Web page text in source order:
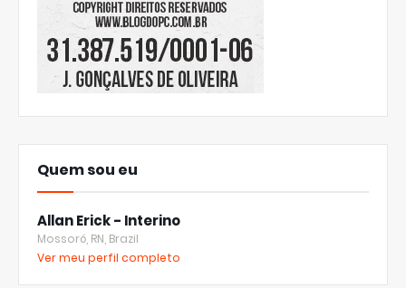
Quem sou eu
Allan Erick - Interino
Mossoró, RN, Brazil
Ver meu perfil completo